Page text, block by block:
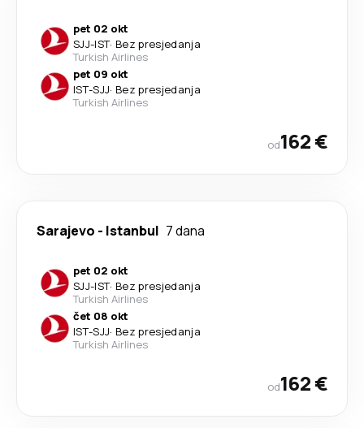
pet 02 okt
SJJ-IST· Bez presjedanja
Turkish Airlines
pet 09 okt
IST-SJJ· Bez presjedanja
Turkish Airlines
od162 €
Sarajevo - Istanbul 7 dana
pet 02 okt
SJJ-IST· Bez presjedanja
Turkish Airlines
čet 08 okt
IST-SJJ· Bez presjedanja
Turkish Airlines
od162 €